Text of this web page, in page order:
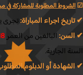
المطلوبة للمشاركة في
اجراء المباراة:تجرى يوم
البالغين من العمر18 سنة
الجارية.
أو الدبلوم المطلوب: